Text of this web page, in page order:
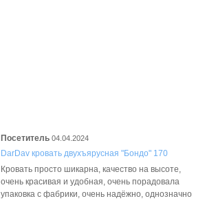
Посетитель 04.04.2024
DarDav кровать двухъярусная "Бондо" 170
Кровать просто шикарна, качество на высоте,
очень красивая и удобная, очень порадовала
упаковка с фабрики, очень надёжно, однозначно